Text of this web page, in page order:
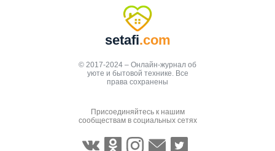
setafi.com
© 2017-2024 – Онлайн-журнал об
уюте и бытовой технике. Все
права сохранены
Присоединяйтесь к нашим
сообществам в социальных сетях